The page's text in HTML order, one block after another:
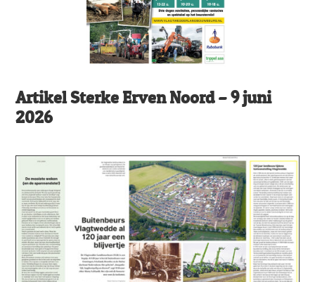
Artikel Sterke Erven Noord – 9 juni
2026